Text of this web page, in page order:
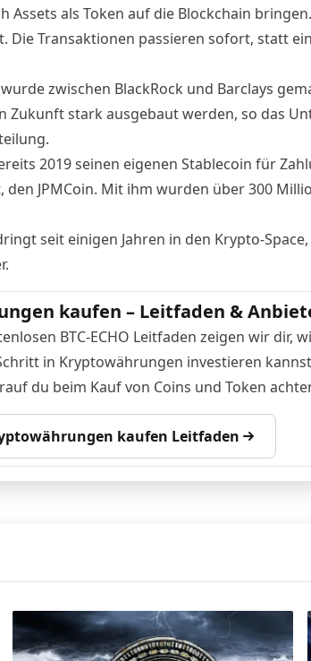
Assets als Token auf die Blockchain
Die Transaktionen passieren sofort, statt
zwischen BlackRock und Barclays
Zukunft stark ausgebaut werden, so das
2019 seinen eigenen Stablecoin für
den JPMCoin. Mit ihm wurden über 300
seit einigen Jahren in den Krypto-
.
kaufen – Leitfaden &
BTC-ECHO Leitfaden zeigen wir dir,
in Kryptowährungen investieren
du beim Kauf von Coins und Token
kaufen Leitfaden